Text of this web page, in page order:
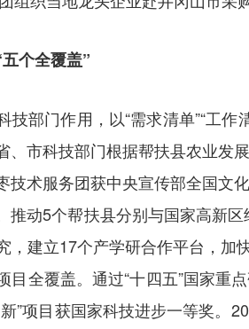
个全覆盖”
技部门作用，以“需求清单”“工
、市科技部门根据帮扶县农业发
技术服务团获中央宣传部全国文
推动5个帮扶县分别与国家高新
，建立17个产学研合作平台，
目全覆盖。通过“十四五”国家
”项目获国家科技进步一等奖